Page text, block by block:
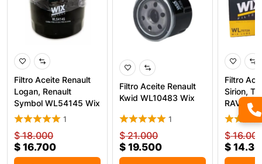
Filtro Aceite Renault
Logan, Renault
Symbol WL54145 Wix
1
$18.000
$ 16.700
Filtro Aceite Renault
Kwid WL10483 Wix
1
$21.000
$ 19.500
Filtro
Sirion,
RAV4
$
$